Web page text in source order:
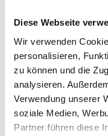
Diese Webseite
Wir verwenden
personalisieren,
zu können und die
analysieren.
Verwendung unserer
soziale Medien,
Partner führen diese
DBL-205E
Druckbereich,
Max.
Hysterese